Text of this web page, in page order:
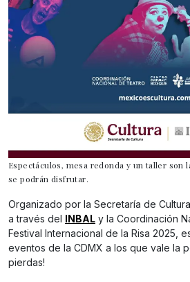
Espectáculos, mesa redonda y un taller son
se podrán disfrutar.
Organizado por la Secretaría de
a través del INBAL y la Coordinación
Festival Internacional de la Risa 2025,
eventos de la CDMX a los que vale la
pierdas!